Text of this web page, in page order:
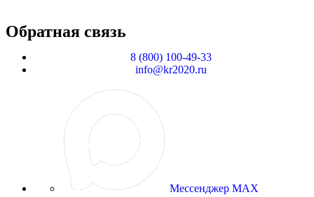
Обратная связь
8 (800) 100-49-33
info@kr2020.ru
Мессенджер MAX